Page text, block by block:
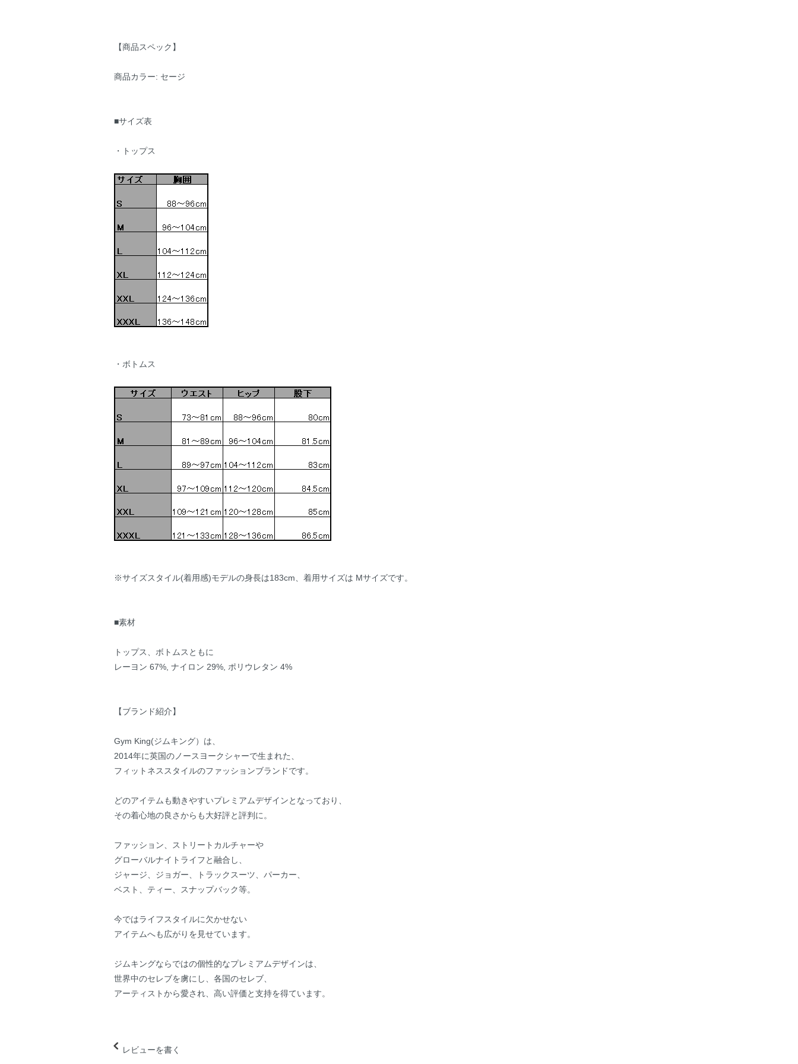
【商品スペック】
商品カラー: セージ
■サイズ表
・トップス
・ボトムス
※サイズスタイル(着用感)モデルの身長は183cm、着用サイズは Mサイズです。
■素材
トップス、ボトムスともに
レーヨン 67%, ナイロン 29%, ポリウレタン 4%
【ブランド紹介】
Gym King(ジムキング）は、
2014年に英国のノースヨークシャーで生まれた、
フィットネススタイルのファッションブランドです。
どのアイテムも動きやすいプレミアムデザインとなっており、
その着心地の良さからも大好評と評判に。
ファッション、ストリートカルチャーや
グローバルナイトライフと融合し、
ジャージ、ジョガー、トラックスーツ、パーカー、
ベスト、ティー、スナップバック等。
今ではライフスタイルに欠かせない
アイテムへも広がりを見せています。
ジムキングならではの個性的なプレミアムデザインは、
世界中のセレブを虜にし、各国のセレブ、
アーティストから愛され、高い評価と支持を得ています。
レビューを書く